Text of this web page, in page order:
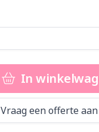
In
Vraag een offerte aan